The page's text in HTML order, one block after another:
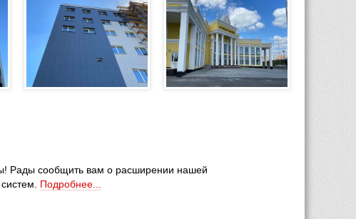
Рады сообщить вам о расширении нашей
Подробнее...